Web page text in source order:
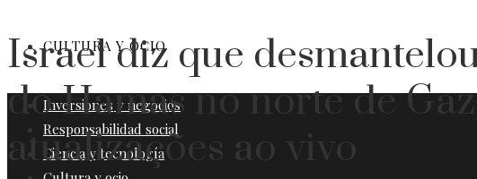
CULTURA Y OCIO
Inversiones y negocios
Responsabilidad social
Ciencia y tecnología
Israel diz que
do Hamas no norte de
atualizações ao vivo